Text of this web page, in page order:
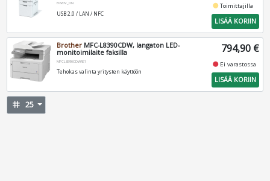
B620V_DN
USB 2.0 / LAN / NFC
fiber_manual_recordToimittajilla
LISÄÄ KORIIN
Brother MFC-L8390CDW, langaton LED-
monitoimilaite faksilla
MFCL8390CDWRE1
Tehokas valinta yritysten käyttöön
794,90 €
fiber_manual_record Ei varastossa
LISÄÄ KORIIN
tag 25